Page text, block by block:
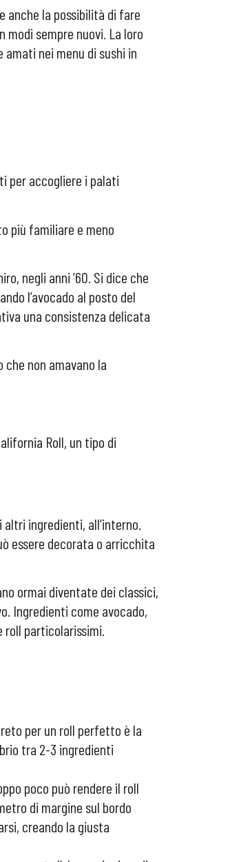
anche la possibilità di fare
sempre nuovi. La loro
nei menu di sushi in
per accogliere i palati
più familiare e meno
negli anni ’60. Si dice che
l’avocado al posto del
una consistenza delicata
non amavano la
Roll, un tipo di
ingredienti, all’interno.
essere decorata o arricchita
ormai diventate dei classici,
Ingredienti come avocado,
particolarissimi.
per un roll perfetto è la
tra 2-3 ingredienti
poco può rendere il roll
di margine sul bordo
creando la giusta